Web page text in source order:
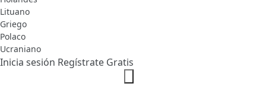
Lituano
Griego
Polaco
Ucraniano
Inicia sesión Regístrate Gratis